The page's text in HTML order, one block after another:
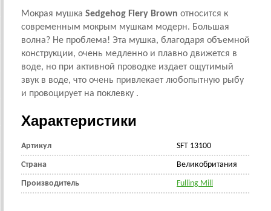
Мокрая мушка Sedgehog Fiery Brown относится к
современным мокрым мушкам модерн. Большая
волна? Не проблема! Эта мушка, благодаря объемной
конструкции, очень медленно и плавно движется в
воде, но при активной проводке издает ощутимый
звук в воде, что очень привлекает любопытную рыбу
и провоцирует на поклевку .
Характеристики
Артикул SFT 13100
Страна Великобритания
Производитель Fulling Mill